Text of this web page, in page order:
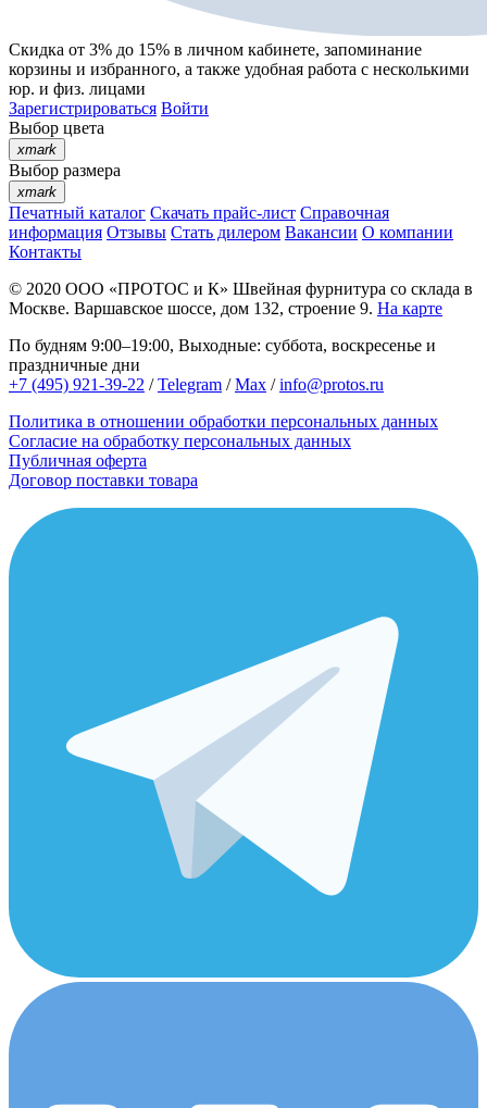
Скидка от 3% до 15% в личном кабинете, запоминание
корзины и избранного, а также удобная работа с несколькими
юр. и физ. лицами
Зарегистрироваться Войти
Выбор цвета
xmark
Выбор размера
xmark
Печатный каталог Скачать прайс-лист Справочная
информация Отзывы Стать дилером Вакансии О компании
Контакты
© 2020 ООО «ПРОТОС и К» Швейная фурнитура со склада в
Москве. Варшавское шоссе, дом 132, строение 9. На карте
По будням 9:00–19:00, Выходные: суббота, воскресенье и
праздничные дни
+7 (495) 921-39-22 /Telegram /Max /info@protos.ru
Политика в отношении обработки персональных данных
Согласие на обработку персональных данных
Публичная оферта
Договор поставки товара